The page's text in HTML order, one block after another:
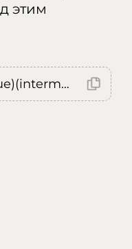
этим
Error: (intermediate value)(intermediate value)(intermediate value).replaceAll is not a function